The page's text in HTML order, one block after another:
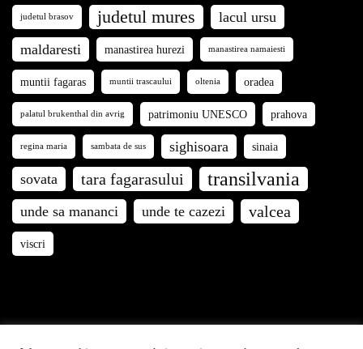
judetul brasov judetul mures
lacul ursu
maldaresti
manastirea hurezi manastirea namaiesti
muntii fagaras muntii trascaului oltenia oradea
palatul brukenthal din avrig patrimoniu UNESCO prahova
regina maria sambata de sus sighisoara sinaia
sovata tara fagarasului transilvania
unde sa mananci unde te cazezi valcea
viscri